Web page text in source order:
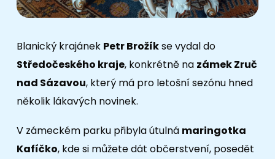
Blanický krajánek Petr Brožíkse vydal do
Středočeského kraje, konkrétně na zámek Zruč
nad Sázavou, který má pro letošní sezónu hned
několik lákavých novinek.
V zámeckém parku přibyla útulná maringotka
Kafíčko, kde si můžete dát občerstvení, posedět